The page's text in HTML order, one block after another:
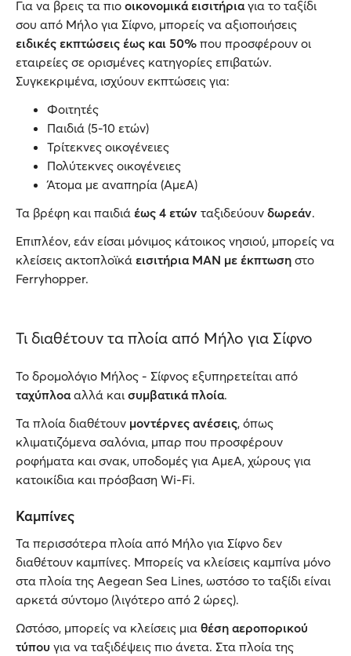
Για να βρεις τα πιο οικονομικά εισιτήριαγια το ταξίδι
σου από Μήλο για Σίφνο, μπορείς να αξιοποιήσεις
ειδικές εκπτώσεις έως και 50% που προσφέρουν οι
εταιρείες σε ορισμένες κατηγορίες επιβατών.
Συγκεκριμένα, ισχύουν εκπτώσεις για:
Φοιτητές
Παιδιά (5-10 ετών)
Τρίτεκνες οικογένειες
Πολύτεκνες οικογένειες
Άτομα με αναπηρία (ΑμεΑ)
Τα βρέφη και παιδιά έως 4 ετών ταξιδεύουν δωρεάν.
Επιπλέον, εάν είσαι μόνιμος κάτοικος νησιού, μπορείς να
κλείσεις ακτοπλοϊκά εισιτήρια ΜΑΝ με έκπτωση στο
Ferryhopper.
Τι διαθέτουν τα πλοία από Μήλο για Σίφνο
Το δρομολόγιο Μήλος - Σίφνος εξυπηρετείται από
ταχύπλοααλλά και συμβατικά πλοία.
Τα πλοία διαθέτουν μοντέρνες ανέσεις, όπως
κλιματιζόμενα σαλόνια, μπαρ που προσφέρουν
ροφήματα και σνακ, υποδομές για ΑμεΑ, χώρους για
κατοικίδια και πρόσβαση Wi-Fi.
Καμπίνες
Τα περισσότερα πλοία από Μήλο για Σίφνο δεν
διαθέτουν καμπίνες. Μπορείς να κλείσεις καμπίνα μόνο
στα πλοία της Aegean Sea Lines, ωστόσο το ταξίδι είναι
αρκετά σύντομο (λιγότερο από 2 ώρες).
Ωστόσο, μπορείς να κλείσεις μια θέση αεροπορικού
τύπου για να ταξιδέψεις πιο άνετα. Στα πλοία της